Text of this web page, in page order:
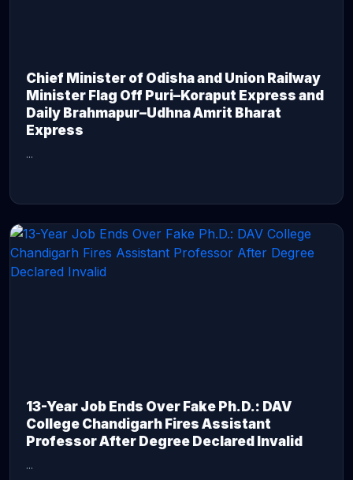
Chief Minister of Odisha and Union Railway
Minister Flag Off Puri–Koraput Express and
Daily Brahmapur–Udhna Amrit Bharat
Express
...
13-Year Job Ends Over Fake Ph.D.: DAV
College Chandigarh Fires Assistant
Professor After Degree Declared Invalid
...